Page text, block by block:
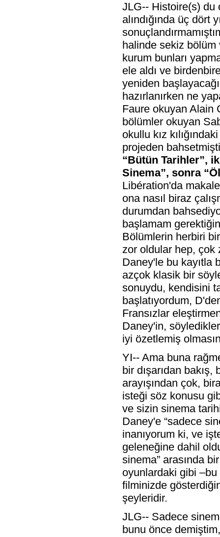
JLG-- Histoire(s) du
alındığında üç dört
halinde sekiz bölüm
kurum bunları
ele aldı ve
yeniden
hazırlanırken ne
Faure okuyan Alain
bölümler okuyan
okullu kız
projeden
“Bütün Tarihler”,
Sinema”, sonra
Libération'da
ona nasıl biraz
durumdan
başlamam
Bölümlerin herbiri
zor oldular hep, çok
Daney'le bu kayıtla
azçok klasik bir
sonuydu, kendisini
başlatıyordum,
Fransızlar
Daney'in,
iyi özetlemiş
YI-- Ama buna
bir dışarıdan
arayışından çok,
isteği söz konusu
ve sizin sinema
Daney'e “sadece
inanıyorum ki, ve
geleneğine dahil
sinema” arasında
oyunlardaki gibi
filminizde
şeyleridir.
JLG-- Sadece
bunu önce